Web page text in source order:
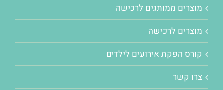
מוצרים ממותגים לרכישה
מוצרים לרכישה
קורס הפקת אירועים לילדים
צרו קשר